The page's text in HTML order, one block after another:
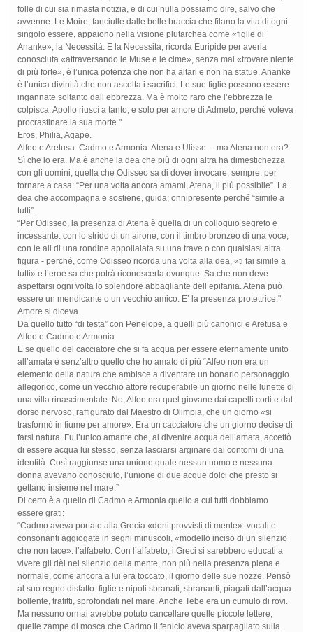
folle di cui sia rimasta notizia, e di cui nulla possiamo dire, salvo che
avvenne. Le Moire, fanciulle dalle belle braccia che filano la vita di ogni
singolo essere, appaiono nella visione plutarchea come «figlie di
Ananke», la Necessità. E la Necessità, ricorda Euripide per averla
conosciuta «attraversando le Muse e le cime», senza mai «trovare niente
di più forte», è l’unica potenza che non ha altari e non ha statue. Ananke
è l’unica divinità che non ascolta i sacrifici. Le sue figlie possono essere
ingannate soltanto dall’ebbrezza. Ma è molto raro che l’ebbrezza le
colpisca. Apollo riuscì a tanto, e solo per amore di Admeto, perché voleva
procrastinare la sua morte."
Eros, Philia, Agape.
Alfeo e Aretusa. Cadmo e Armonia. Atena e Ulisse… ma Atena non era?
Sì che lo era. Ma è anche la dea che più di ogni altra ha dimestichezza
con gli uomini, quella che Odisseo sa di dover invocare, sempre, per
tornare a casa: “Per una volta ancora amami, Atena, il più possibile”. La
dea che accompagna e sostiene, guida; onnipresente perché “simile a
tutti”.
“Per Odisseo, la presenza di Atena è quella di un colloquio segreto e
incessante: con lo strido di un airone, con il timbro bronzeo di una voce,
con le ali di una rondine appollaiata su una trave o con qualsiasi altra
figura - perché, come Odisseo ricorda una volta alla dea, «ti fai simile a
tutti» e l’eroe sa che potrà riconoscerla ovunque. Sa che non deve
aspettarsi ogni volta lo splendore abbagliante dell’epifania. Atena può
essere un mendicante o un vecchio amico. E’ la presenza protettrice."
Amore si diceva.
Da quello tutto “di testa” con Penelope, a quelli più canonici e Aretusa e
Alfeo e Cadmo e Armonia.
E se quello del cacciatore che si fa acqua per essere eternamente unito
all’amata è senz’altro quello che ho amato di più “Alfeo non era un
elemento della natura che ambisce a diventare un bonario personaggio
allegorico, come un vecchio attore recuperabile un giorno nelle lunette di
una villa rinascimentale. No, Alfeo era quel giovane dai capelli corti e dal
dorso nervoso, raffigurato dal Maestro di Olimpia, che un giorno «si
trasformò in fiume per amore». Era un cacciatore che un giorno decise di
farsi natura. Fu l’unico amante che, al divenire acqua dell’amata, accettò
di essere acqua lui stesso, senza lasciarsi arginare dai contorni di una
identità. Così raggiunse una unione quale nessun uomo e nessuna
donna avevano conosciuto, l’unione di due acque dolci che presto si
gettano insieme nel mare.”
Di certo è a quello di Cadmo e Armonia quello a cui tutti dobbiamo
essere grati:
“Cadmo aveva portato alla Grecia «doni provvisti di mente»: vocali e
consonanti aggiogate in segni minuscoli, «modello inciso di un silenzio
che non tace»: l’alfabeto. Con l’alfabeto, i Greci si sarebbero educati a
vivere gli dèi nel silenzio della mente, non più nella presenza piena e
normale, come ancora a lui era toccato, il giorno delle sue nozze. Pensò
al suo regno disfatto: figlie e nipoti sbranati, sbrananti, piagati dall’acqua
bollente, trafitti, sprofondati nel mare. Anche Tebe era un cumulo di rovi.
Ma nessuno ormai avrebbe potuto cancellare quelle piccole lettere,
quelle zampe di mosca che Cadmo il fenicio aveva sparpagliato sulla